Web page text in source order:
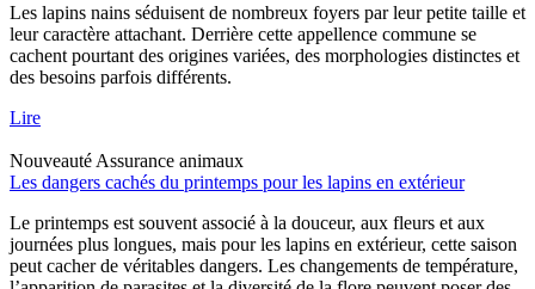
Les lapins nains séduisent de nombreux foyers par leur petite taille et
leur caractère attachant. Derrière cette appellence commune se
cachent pourtant des origines variées, des morphologies distinctes et
des besoins parfois différents.
Lire
Nouveauté Assurance animaux
Les dangers cachés du printemps pour les lapins en extérieur
Le printemps est souvent associé à la douceur, aux fleurs et aux
journées plus longues, mais pour les lapins en extérieur, cette saison
peut cacher de véritables dangers. Les changements de température,